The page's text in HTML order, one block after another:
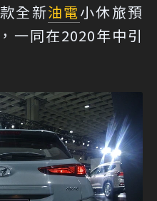
全新油電小休旅預
一同在2020年中引